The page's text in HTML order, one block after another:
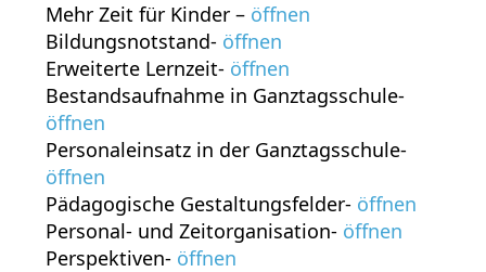
Mehr Zeit für Kinder – öffnen
Bildungsnotstand- öffnen
Erweiterte Lernzeit- öffnen
Bestandsaufnahme in Ganztagsschule-
öffnen
Personaleinsatz in der Ganztagsschule-
öffnen
Pädagogische Gestaltungsfelder- öffnen
Personal- und Zeitorganisation- öffnen
Perspektiven- öffnen